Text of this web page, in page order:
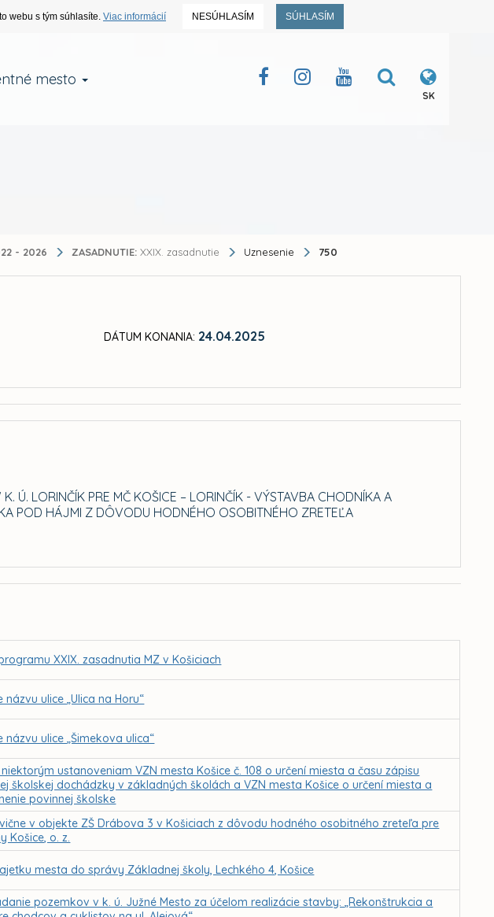
webu s tým súhlasíte. Viac informácií NESÚHLASÍM SÚHLASÍM
mesto
SK
- 2026 ZASADNUTIE: XXIX. zasadnutie Uznesenie 750
DÁTUM KONANIA: 24.04.2025
Ú. LORINČÍK PRE MČ KOŠICE – LORINČÍK - VÝSTAVBA CHODNÍKA A
POD HÁJMI Z DÔVODU HODNÉHO OSOBITNÉHO ZRETEĽA
XXIX. zasadnutia MZ v Košiciach
ulice „Ulica na Horu“
názvu ulice „Šimekova ulica“
ustanoveniam VZN mesta Košice č. 108 o určení miesta a času zápisu
školskej dochádzky v základných školách a VZN mesta Košice o určení miesta a
povinnej školske
v objekte ZŠ Drábova 3 v Košiciach z dôvodu hodného osobitného zreteľa pre
Košice, o. z.
mesta do správy Základnej školy, Lechkého 4, Košice
pozemkov v k. ú. Južné Mesto za účelom realizácie stavby: „Rekonštrukcia a